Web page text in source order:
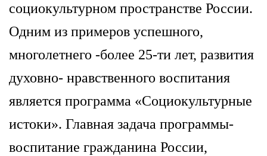
социокультурном пространстве России.
Одним из примеров успешного,
многолетнего -более 25-ти лет, развития
духовно- нравственного воспитания
является программа «Социокультурные
истоки». Главная задача программы-
воспитание гражданина России,